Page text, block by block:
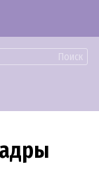
Поиск